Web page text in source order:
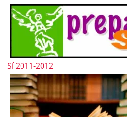
Sí 2011-2012